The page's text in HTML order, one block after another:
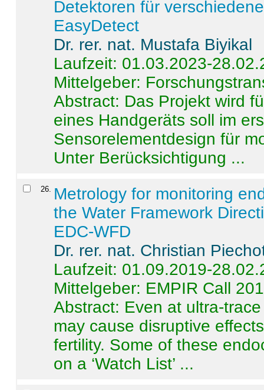
Detektoren für
EasyDetect
Dr. rer. nat. Mustafa Biyikal
Laufzeit: 01.03.2023-
Mittelgeber:
Abstract: Das Projekt wird
eines Handgeräts soll im
Sensorelementdesign für
Unter Berücksichtigung ...
26. Metrology for monitoring
the Water Framework
EDC-WFD
Dr. rer. nat. Christian
Laufzeit: 01.09.2019-
Mittelgeber: EMPIR Call
Abstract: Even at ultra-
may cause disruptive
fertility. Some of these
on a ‘Watch List’ ...